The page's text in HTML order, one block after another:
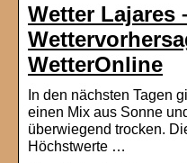
Wetter Lajares
WetterOnline
In den nächsten Tagen
einen Mix aus Sonne
überwiegend trocken.
Höchstwerte …